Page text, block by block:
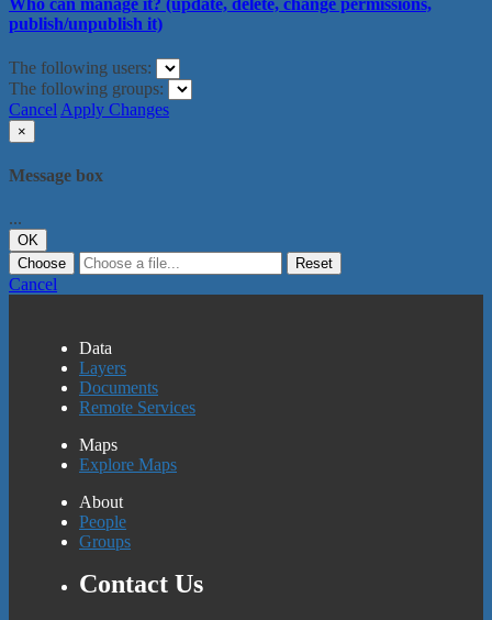
Who can manage it? (update, delete, change permissions,
publish/unpublish it)
The following users:
The following groups:
Cancel Apply Changes
×
Message box
...
OK
Choose
Reset
Cancel
Data
Layers
Documents
Remote Services
Maps
Explore Maps
About
People
Groups
Contact Us